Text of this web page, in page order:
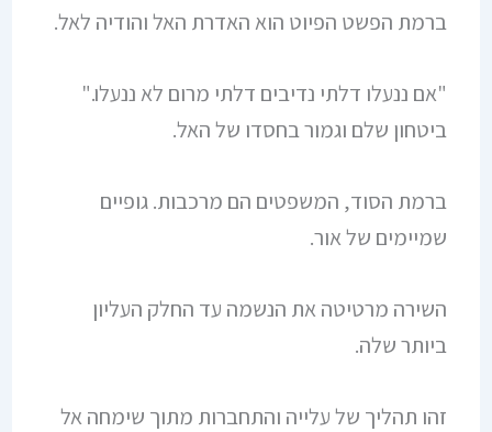
ברמת הפשט הפיוט הוא האדרת האל והודיה לאל.
"אם ננעלו דלתי נדיבים דלתי מרום לא ננעלו."
ביטחון שלם וגמור בחסדו של האל.
ברמת הסוד, המשפטים הם מרכבות. גופיים
שמיימים של אור.
השירה מרטיטה את הנשמה עד החלק העליון
ביותר שלה.
זהו תהליך של עלייה והתחברות מתוך שימחה אל